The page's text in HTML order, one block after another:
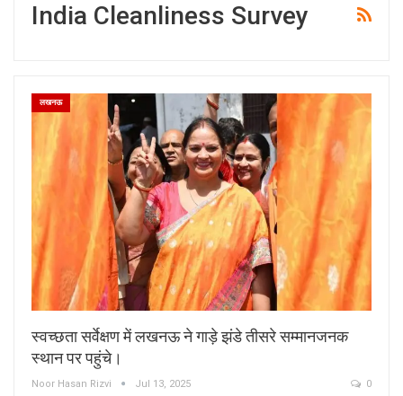
India Cleanliness Survey
लखनऊ
स्वच्छता सर्वेक्षण में लखनऊ ने गाड़े झंडे तीसरे सम्मानजनक
स्थान पर पहुंचे।
Noor Hasan Rizvi Jul 13, 2025 0